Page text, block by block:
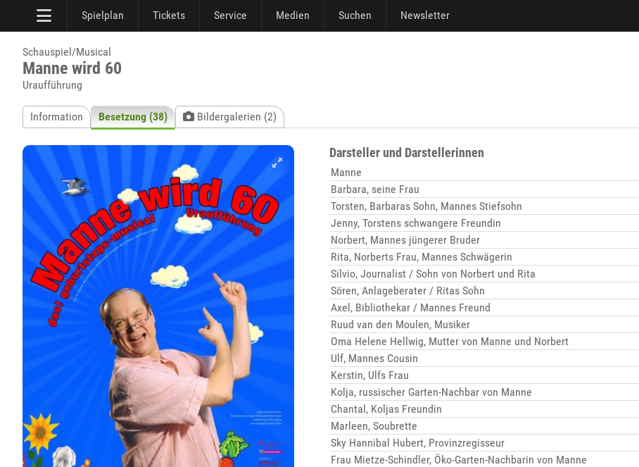
Spielplan Tickets Service Medien Suchen Newsletter
Schauspiel/Musical
Manne wird 60
Uraufführung
Information Besetzung (38) Bildergalerien (2)
Darsteller und Darstellerinnen
Manne
Barbara, seine Frau
Torsten, Barbaras Sohn, Mannes Stiefsohn
Jenny, Torstens schwangere Freundin
Norbert, Mannes jüngerer Bruder
Rita, Norberts Frau, Mannes Schwägerin
Silvio, Journalist / Sohn von Norbert und Rita
Sören, Anlageberater / Ritas Sohn
Axel, Bibliothekar / Mannes Freund
Ruud van den Moulen, Musiker
Oma Helene Hellwig, Mutter von Manne und Norbert
Ulf, Mannes Cousin
Kerstin, Ulfs Frau
Kolja, russischer Garten-Nachbar von Manne
Chantal, Koljas Freundin
Marleen, Soubrette
Sky Hannibal Hubert, Provinzregisseur
Frau Mietze-Schindler, Öko-Garten-Nachbarin von Manne